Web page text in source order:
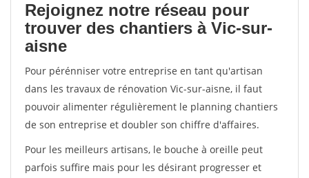
Rejoignez notre réseau pour
trouver des chantiers à Vic-sur-
aisne
Pour pérénniser votre entreprise en tant qu'artisan
dans les travaux de rénovation Vic-sur-aisne, il faut
pouvoir alimenter régulièrement le planning chantiers
de son entreprise et doubler son chiffre d'affaires.
Pour les meilleurs artisans, le bouche à oreille peut
parfois suffire mais pour les désirant progresser et